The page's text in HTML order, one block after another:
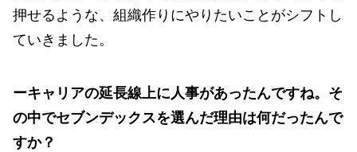
押せるような、組織作りにやりたいことがシフトし
ていきました。
ーキャリアの延長線上に人事があったんですね。そ
の中でセブンデックスを選んだ理由は何だったんで
すか？